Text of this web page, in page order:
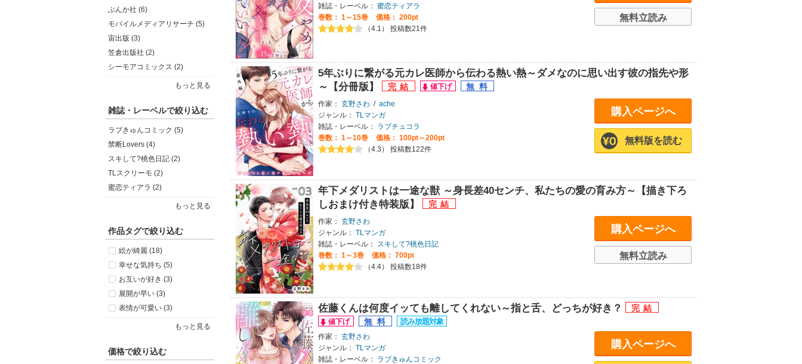
ぶんか社 (6)
モバイルメディアリサーチ (5)
宙出版 (3)
笠倉出版社 (2)
シーモアコミックス (2)
もっと見る
雑誌・レーベルで絞り込む
ラブきゅんコミック (5)
禁断Lovers (4)
スキして?桃色日記 (2)
TLスクリーモ (2)
蜜恋ティアラ (2)
もっと見る
作品タグで絞り込む
絵が綺麗 (18)
幸せな気持ち (5)
お互いが好き (3)
展開が早い (3)
表情が可愛い (3)
もっと見る
価格で絞り込む
雑誌・レーベル： 蜜恋ティアラ
巻数： 1～15巻
価格： 200pt
（4.1） 投稿数21件
無料立読み
5年ぶりに繋がる元カレ医師から伝わる熱い熱～ダメなのに思い出す彼の指先や形
～【分冊版】
作家： 玄野さわ / ache
ジャンル： TLマンガ
雑誌・レーベル：
ラブチュコラ
巻数： 1～10巻
価格： 100pt～200pt
（4.3） 投稿数122件
購入ページへ
無料版を読む
年下メダリストは一途な獣 ～身長差40センチ、私たちの愛の育み方～【描き下ろ
しおまけ付き特装版】
作家： 玄野さわ
ジャンル： TLマンガ
雑誌・レーベル：
スキして?桃色日記
巻数： 1～3巻
価格： 700pt
（4.4） 投稿数18件
購入ページへ
無料立読み
佐藤くんは何度イッても離してくれない～指と舌、どっちが好き？
作家： 玄野さわ
ジャンル： TLマンガ
雑誌・レーベル：
ラブきゅんコミック
購入ページへ